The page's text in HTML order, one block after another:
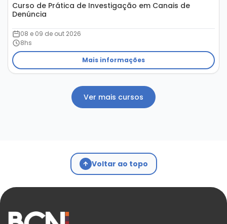
Curso de Prática de Investigação em Canais de
Denúncia
08 e 09 de out 2026
8hs
Mais informações
Ver mais cursos
Voltar ao topo